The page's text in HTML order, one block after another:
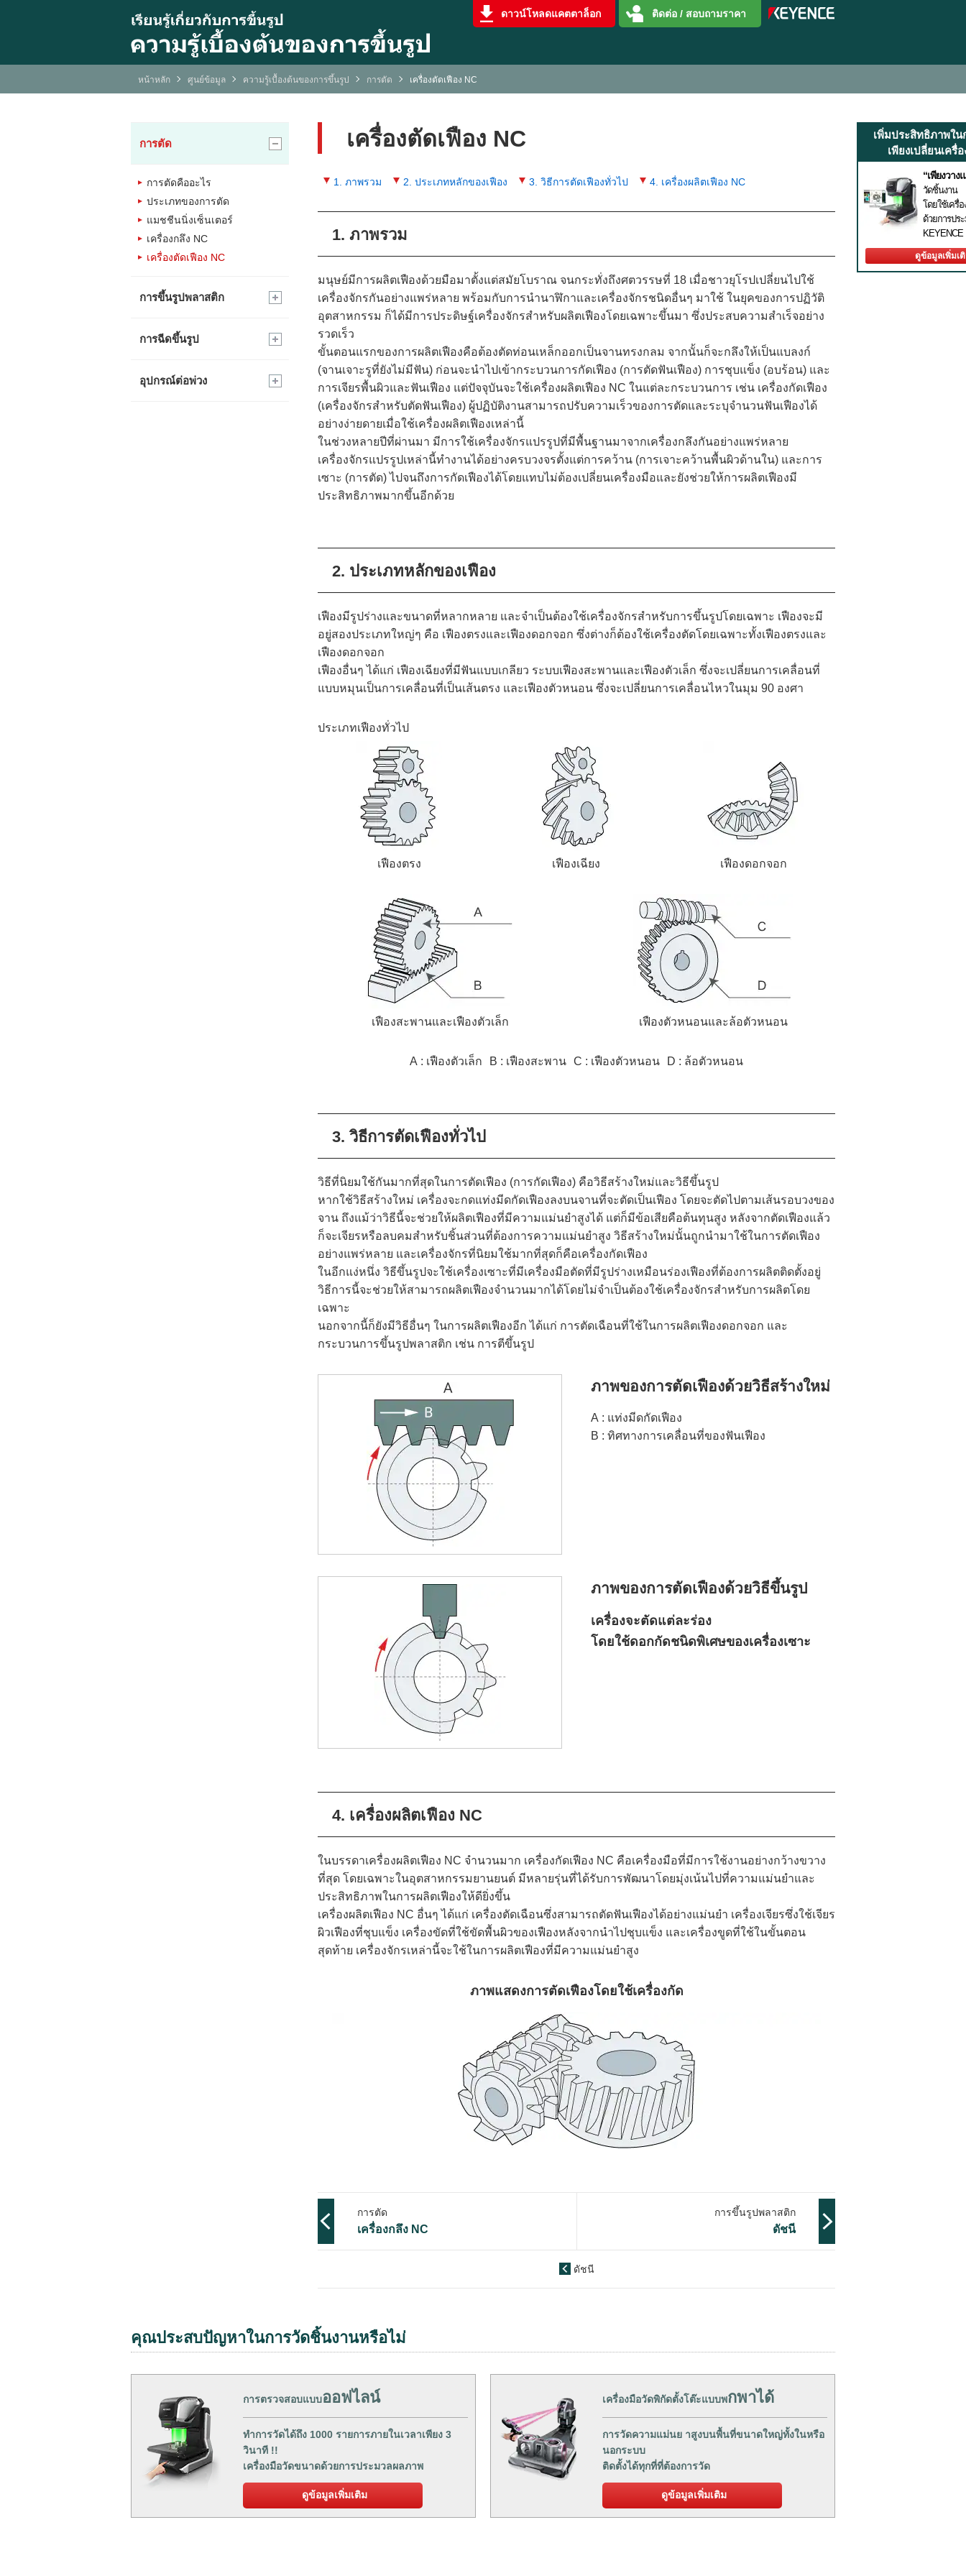
ดาวน์โหลดแคตตาล็อก ติดต่อ / สอบถามราคา
หน้าหลัก ศูนย์ข้อมูล ความรู้เบื้องต้นของการขึ้นรูป การตัด เครื่องตัดเฟือง NC
เครื่องตัดเฟือง NC
1. ภาพรวม 2. ประเภทหลักของเฟือง 3. วิธีการตัดเฟืองทั่วไป 4. เครื่องผลิตเฟือง NC
1. ภาพรวม
มนุษย์มีการผลิตเฟืองด้วยมือมาตั้งแต่สมัยโบราณ จนกระทั่งถึงศตวรรษที่ 18 เมื่อชาวยุโรปเปลี่ยนไปใช้
เครื่องจักรกันอย่างแพร่หลาย พร้อมกับการนำนาฬิกาและเครื่องจักรชนิดอื่นๆ มาใช้ ในยุคของการปฏิวัติ
อุตสาหกรรม ก็ได้มีการประดิษฐ์เครื่องจักรสำหรับผลิตเฟืองโดยเฉพาะขึ้นมา ซึ่งประสบความสำเร็จอย่าง
รวดเร็ว
ขั้นตอนแรกของการผลิตเฟืองคือต้องตัดท่อนเหล็กออกเป็นจานทรงกลม จากนั้นก็จะกลึงให้เป็นแบลงก์
(จานเจาะรูที่ยังไม่มีฟัน) ก่อนจะนำไปเข้ากระบวนการกัดเฟือง (การตัดฟันเฟือง) การชุบแข็ง (อบร้อน) และ
การเจียรพื้นผิวและฟันเฟือง แต่ปัจจุบันจะใช้เครื่องผลิตเฟือง NC ในแต่ละกระบวนการ เช่น เครื่องกัดเฟือง
(เครื่องจักรสำหรับตัดฟันเฟือง) ผู้ปฏิบัติงานสามารถปรับความเร็วของการตัดและระบุจำนวนฟันเฟืองได้
อย่างง่ายดายเมื่อใช้เครื่องผลิตเฟืองเหล่านี้
ในช่วงหลายปีที่ผ่านมา มีการใช้เครื่องจักรแปรรูปที่มีพื้นฐานมาจากเครื่องกลึงกันอย่างแพร่หลาย
เครื่องจักรแปรรูปเหล่านี้ทำงานได้อย่างครบวงจรตั้งแต่การคว้าน (การเจาะคว้านพื้นผิวด้านใน) และการ
เซาะ (การตัด) ไปจนถึงการกัดเฟืองได้โดยแทบไม่ต้องเปลี่ยนเครื่องมือและยังช่วยให้การผลิตเฟืองมี
ประสิทธิภาพมากขึ้นอีกด้วย
2. ประเภทหลักของเฟือง
เฟืองมีรูปร่างและขนาดที่หลากหลาย และจำเป็นต้องใช้เครื่องจักรสำหรับการขึ้นรูปโดยเฉพาะ เฟืองจะมี
อยู่สองประเภทใหญ่ๆ คือ เฟืองตรงและเฟืองดอกจอก ซึ่งต่างก็ต้องใช้เครื่องตัดโดยเฉพาะทั้งเฟืองตรงและ
เฟืองดอกจอก
เฟืองอื่นๆ ได้แก่ เฟืองเฉียงที่มีฟันแบบเกลียว ระบบเฟืองสะพานและเฟืองตัวเล็ก ซึ่งจะเปลี่ยนการเคลื่อนที่
แบบหมุนเป็นการเคลื่อนที่เป็นเส้นตรง และเฟืองตัวหนอน ซึ่งจะเปลี่ยนการเคลื่อนไหวในมุม 90 องศา
ประเภทเฟืองทั่วไป
เฟืองตรง เฟืองเฉียง เฟืองดอกจอก
เฟืองสะพานและเฟืองตัวเล็ก เฟืองตัวหนอนและล้อตัวหนอน
A เฟืองตัวเล็ก B เฟืองสะพาน C เฟืองตัวหนอน D ล้อตัวหนอน
3. วิธีการตัดเฟืองทั่วไป
วิธีที่นิยมใช้กันมากที่สุดในการตัดเฟือง (การกัดเฟือง) คือวิธีสร้างใหม่และวิธีขึ้นรูป
หากใช้วิธีสร้างใหม่ เครื่องจะกดแท่งมีดกัดเฟืองลงบนจานที่จะตัดเป็นเฟือง โดยจะตัดไปตามเส้นรอบวงของ
จาน ถึงแม้ว่าวิธีนี้จะช่วยให้ผลิตเฟืองที่มีความแม่นยำสูงได้ แต่ก็มีข้อเสียคือต้นทุนสูง หลังจากตัดเฟืองแล้ว
ก็จะเจียรหรือลบคมสำหรับชิ้นส่วนที่ต้องการความแม่นยำสูง วิธีสร้างใหม่นั้นถูกนำมาใช้ในการตัดเฟือง
อย่างแพร่หลาย และเครื่องจักรที่นิยมใช้มากที่สุดก็คือเครื่องกัดเฟือง
ในอีกแง่หนึ่ง วิธีขึ้นรูปจะใช้เครื่องเซาะที่มีเครื่องมือตัดที่มีรูปร่างเหมือนร่องเฟืองที่ต้องการผลิตติดตั้งอยู่
วิธีการนี้จะช่วยให้สามารถผลิตเฟืองจำนวนมากได้โดยไม่จำเป็นต้องใช้เครื่องจักรสำหรับการผลิตโดย
เฉพาะ
นอกจากนี้ก็ยังมีวิธีอื่นๆ ในการผลิตเฟืองอีก ได้แก่ การตัดเฉือนที่ใช้ในการผลิตเฟืองดอกจอก และ
กระบวนการขึ้นรูปพลาสติก เช่น การตีขึ้นรูป
ภาพของการตัดเฟืองด้วยวิธีสร้างใหม่
A
แท่งมีดกัดเฟือง
B
ทิศทางการเคลื่อนที่ของฟันเฟือง
ภาพของการตัดเฟืองด้วยวิธีขึ้นรูป
เครื่องจะตัดแต่ละร่อง
โดยใช้ดอกกัดชนิดพิเศษของเครื่องเซาะ
4. เครื่องผลิตเฟือง NC
ในบรรดาเครื่องผลิตเฟือง NC จำนวนมาก เครื่องกัดเฟือง NC คือเครื่องมือที่มีการใช้งานอย่างกว้างขวาง
ที่สุด โดยเฉพาะในอุตสาหกรรมยานยนต์ มีหลายรุ่นที่ได้รับการพัฒนาโดยมุ่งเน้นไปที่ความแม่นยำและ
ประสิทธิภาพในการผลิตเฟืองให้ดียิ่งขึ้น
เครื่องผลิตเฟือง NC อื่นๆ ได้แก่ เครื่องตัดเฉือนซึ่งสามารถตัดฟันเฟืองได้อย่างแม่นยำ เครื่องเจียรซึ่งใช้เจียร
ผิวเฟืองที่ชุบแข็ง เครื่องขัดที่ใช้ขัดพื้นผิวของเฟืองหลังจากนำไปชุบแข็ง และเครื่องขูดที่ใช้ในขั้นตอน
สุดท้าย เครื่องจักรเหล่านี้จะใช้ในการผลิตเฟืองที่มีความแม่นยำสูง
ภาพแสดงการตัดเฟืองโดยใช้เครื่องกัด
การตัด
เครื่องกลึง NC
การขึ้นรูปพลาสติก
ดัชนี
ดัชนี
การตัด
การตัดคืออะไร
ประเภทของการตัด
แมชชีนนิ่งเซ็นเตอร์
เครื่องกลึง NC
เครื่องตัดเฟือง NC
การขึ้นรูปพลาสติก
การฉีดขึ้นรูป
อุปกรณ์ต่อพ่วง
คุณประสบปัญหาในการวัดชิ้นงานหรือไม่
การตรวจสอบแบบออฟไลน์
ทำการวัดได้ถึง 1000 รายการภายในเวลาเพียง 3
วินาที !!
เครื่องมือวัดขนาดด้วยการประมวลผลภาพ
ดูข้อมูลเพิ่มเติม
เครื่องมือวัดพิกัดตั้งโต๊ะแบบพกพาได้
การวัดความแม่นย าสูงบนพื้นที่ขนาดใหญ่ทั้งในหรือ
นอกระบบ
ติดตั้งได้ทุกที่ที่ต้องการวัด
ดูข้อมูลเพิ่มเติม
เพิ่มประสิทธิภาพใน
เพียงเปลี่ยนเครื่
“เพียงวาง
วัดชิ้นงาน
โดยใช้เครื่
ด้วยการปร
KEYENCE
ดูข้อมูลเพิ่มเ